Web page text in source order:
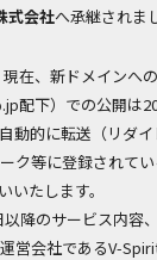
式会社へ承継されま
在、新ドメインへ
配下）での公開は
動的に転送（リダ
ク等に登録されて
いたします。
降のサービス内容
営会社であるV-